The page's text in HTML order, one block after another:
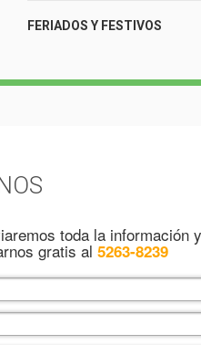
FERIADOS Y FESTIVOS
toda la información
gratis al 5263-8239